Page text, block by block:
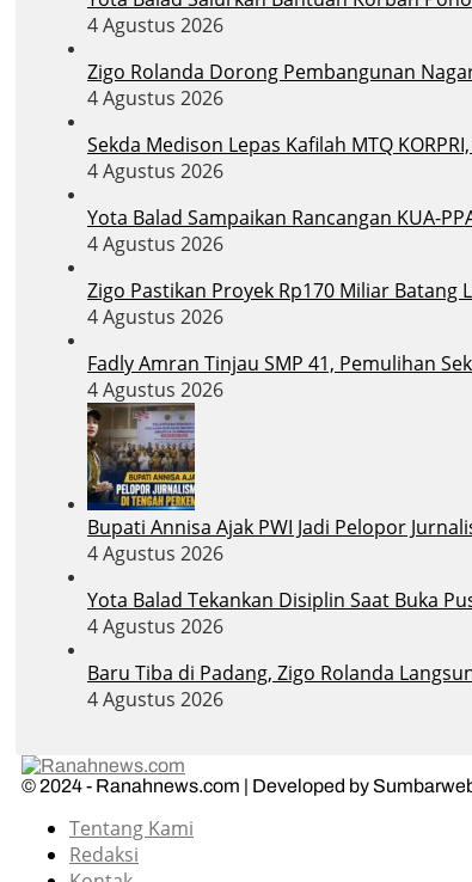
4 Agustus 2026
Zigo Rolanda Dorong Pembangunan
4 Agustus 2026
Sekda Medison Lepas Kafilah MTQ
4 Agustus 2026
Yota Balad Sampaikan Rancangan KUA-
4 Agustus 2026
Zigo Pastikan Proyek Rp170 Miliar Batang
4 Agustus 2026
Fadly Amran Tinjau SMP 41, Pemulihan
4 Agustus 2026
Bupati Annisa Ajak PWI Jadi Pelopor
4 Agustus 2026
Yota Balad Tekankan Disiplin Saat Buka
4 Agustus 2026
Baru Tiba di Padang, Zigo Rolanda
4 Agustus 2026
© 2024 - Ranahnews.com | Developed by
Tentang Kami
Redaksi